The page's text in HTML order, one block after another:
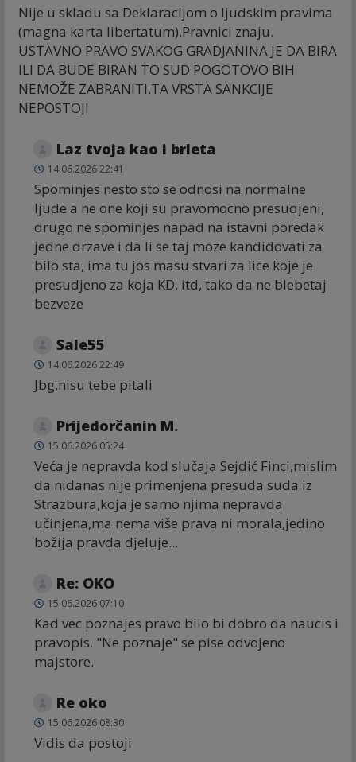
Nije u skladu sa Deklaracijom o ljudskim pravima
(magna karta libertatum).Pravnici znaju.
USTAVNO PRAVO SVAKOG GRADJANINA JE DA BIRA
ILI DA BUDE BIRAN TO SUD POGOTOVO BIH
NEMOŽE ZABRANITI.TA VRSTA SANKCIJE
NEPOSTOJI
Laz tvoja kao i brleta
14.06.2026 22:41
Spominjes nesto sto se odnosi na normalne
ljude a ne one koji su pravomocno presudjeni,
drugo ne spominjes napad na istavni poredak
jedne drzave i da li se taj moze kandidovati za
bilo sta, ima tu jos masu stvari za lice koje je
presudjeno za koja KD, itd, tako da ne blebetaj
bezveze
Sale55
14.06.2026 22:49
Jbg,nisu tebe pitali
Prijedorčanin M.
15.06.2026 05:24
Veća je nepravda kod slučaja Sejdić Finci,mislim
da nidanas nije primenjena presuda suda iz
Strazbura,koja je samo njima nepravda
učinjena,ma nema više prava ni morala,jedino
božija pravda djeluje...
Re: OKO
15.06.2026 07:10
Kad vec poznajes pravo bilo bi dobro da naucis i
pravopis. "Ne poznaje" se pise odvojeno
majstore.
Re oko
15.06.2026 08:30
Vidis da postoji